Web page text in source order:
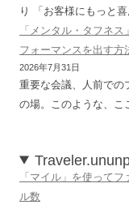
り 「お客様にもっと
「メンタル・タフネ
フォーマンスを出す方
2026年7月31日
重要な会議、人前での
の場。このような、
「マイル」を使って
ル数